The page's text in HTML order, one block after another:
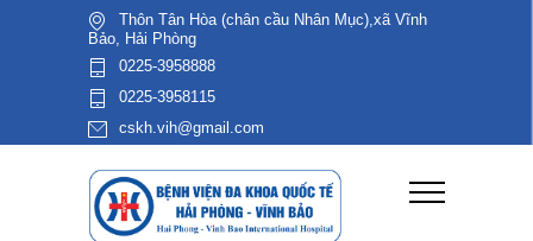
Thôn Tân Hòa (chân cầu Nhân Mục),xã Vĩnh
Bảo, Hải Phòng
0225-3958888
0225-3958115
cskh.vih@gmail.com